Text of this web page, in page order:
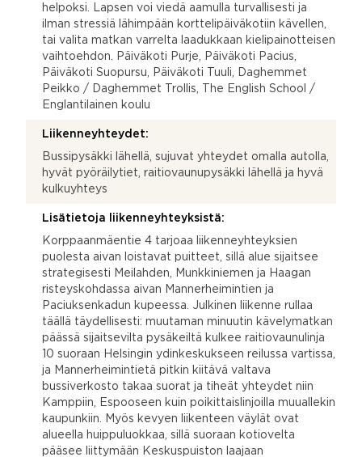
helpoksi. Lapsen voi viedä aamulla turvallisesti ja
ilman stressiä lähimpään korttelipäiväkotiin kävellen,
tai valita matkan varrelta laadukkaan kielipainotteisen
vaihtoehdon. Päiväkoti Purje, Päiväkoti Pacius,
Päiväkoti Suopursu, Päiväkoti Tuuli, Daghemmet
Peikko / Daghemmet Trollis, The English School /
Englantilainen koulu
Liikenneyhteydet:
Bussipysäkki lähellä, sujuvat yhteydet omalla autolla,
hyvät pyöräilytiet, raitiovaunupysäkki lähellä ja hyvä
kulkuyhteys
Lisätietoja liikenneyhteyksistä:
Korppaanmäentie 4 tarjoaa liikenneyhteyksien
puolesta aivan loistavat puitteet, sillä alue sijaitsee
strategisesti Meilahden, Munkkiniemen ja Haagan
risteyskohdassa aivan Mannerheimintien ja
Paciuksenkadun kupeessa. Julkinen liikenne rullaa
täällä täydellisesti: muutaman minuutin kävelymatkan
päässä sijaitsevilta pysäkeiltä kulkee raitiovaunulinja
10 suoraan Helsingin ydinkeskukseen reilussa vartissa,
ja Mannerheimintietä pitkin kiitävä valtava
bussiverkosto takaa suorat ja tiheät yhteydet niin
Kamppiin, Espooseen kuin poikittaislinjoilla muuallekin
kaupunkiin. Myös kevyen liikenteen väylät ovat
alueella huippuluokkaa, sillä suoraan kotiovelta
pääsee liittymään Keskuspuiston laajaan